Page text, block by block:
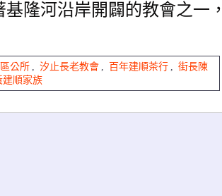
隆河沿岸開闢的教會之一，
公所 , 汐止長老教會 , 百年建順茶行 , 街長陳
建順家族